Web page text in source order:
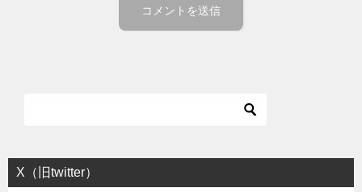
X（旧twitter）